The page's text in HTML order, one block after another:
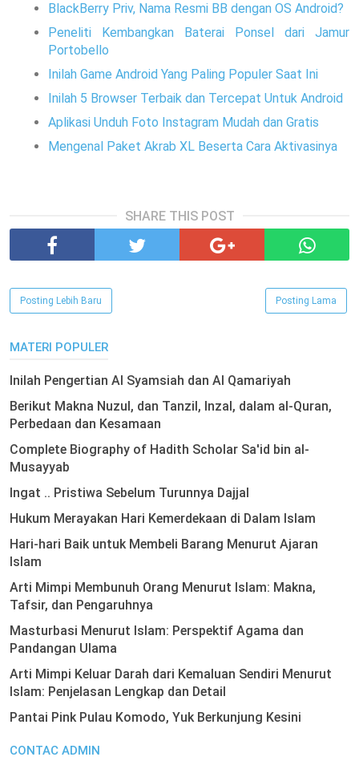
BlackBerry Priv, Nama Resmi BB dengan OS Android?
Peneliti Kembangkan Baterai Ponsel dari Jamur
Portobello
Inilah Game Android Yang Paling Populer Saat Ini
Inilah 5 Browser Terbaik dan Tercepat Untuk Android
Aplikasi Unduh Foto Instagram Mudah dan Gratis
Mengenal Paket Akrab XL Beserta Cara Aktivasinya
SHARE THIS POST
Posting Lebih Baru Posting Lama
MATERI POPULER
Inilah Pengertian Al Syamsiah dan Al Qamariyah
Berikut Makna Nuzul, dan Tanzil, Inzal, dalam al-Quran,
Perbedaan dan Kesamaan
Complete Biography of Hadith Scholar Sa'id bin al-
Musayyab
Ingat .. Pristiwa Sebelum Turunnya Dajjal
Hukum Merayakan Hari Kemerdekaan di Dalam Islam
Hari-hari Baik untuk Membeli Barang Menurut Ajaran
Islam
Arti Mimpi Membunuh Orang Menurut Islam: Makna,
Tafsir, dan Pengaruhnya
Masturbasi Menurut Islam: Perspektif Agama dan
Pandangan Ulama
Arti Mimpi Keluar Darah dari Kemaluan Sendiri Menurut
Islam: Penjelasan Lengkap dan Detail
Pantai Pink Pulau Komodo, Yuk Berkunjung Kesini
CONTAC ADMIN